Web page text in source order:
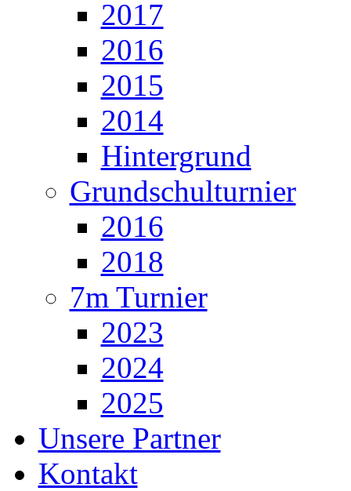
2017
2016
2015
2014
Hintergrund
Grundschulturnier
2016
2018
7m Turnier
2023
2024
2025
Unsere Partner
Kontakt